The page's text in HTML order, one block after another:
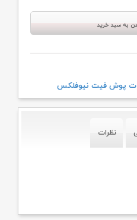
اصلی:
۳۶۰,۸۶۶ تومان
به سبد خرید
پوش فیت نیوفلکس
نظرات